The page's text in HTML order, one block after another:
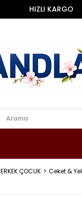
ERKEK ÇOCUK Ceket &
HIZLI KARGO